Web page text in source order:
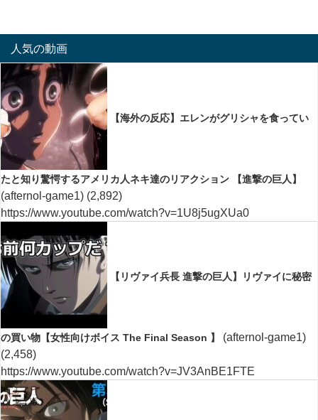
人気の動画
【海外の反応】エレンがグリシャを食ってい
たと知り驚愕するアメリカ人ネキ達のリアクション 【進撃の巨人】
(afternol-game1) (2,892)
https://www.youtube.com/watch?v=1U8j5ugXUa0
【リヴァイ兵長 進撃の巨人】リヴァイに秘密
の買い物【女性向けボイス The Final Season 】
(afternol-game1)
(2,458)
https://www.youtube.com/watch?v=JV3AnBE1FTE